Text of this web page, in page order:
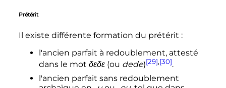
Prétérit
Il existe différente formation du prétérit :
l'ancien parfait à redoublement, attesté
dans le mot δεδε(ou dede)[29],[30].
l'ancien parfait sans redoublement